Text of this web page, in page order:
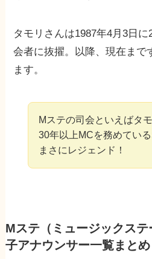
タモリさんは1987年4月3日
会者に抜擢。以降、現在まで
ます。
Mステの司会といえばタ
30年以上MCを務めている
まさにレジェンド！
Mステ（ミュージックス
子アナウンサー一覧まとめ